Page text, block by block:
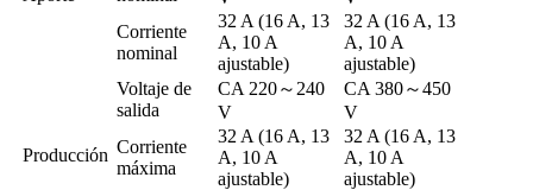
Corriente
nominal
32 A (16 A, 13
A, 10 A
ajustable)
32 A (16 A, 13
A, 10 A
ajustable)
Producción
Voltaje de
salida
CA 220～240
V
CA 380～450
V
Corriente
máxima
32 A (16 A, 13
A, 10 A
ajustable)
32 A (16 A, 13
A, 10 A
ajustable)